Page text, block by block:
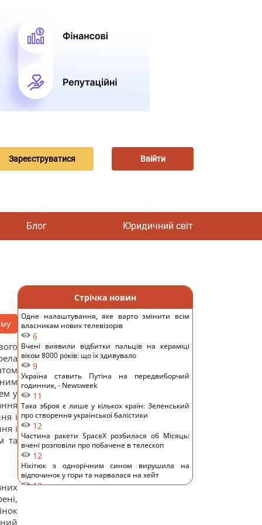
Зареєструватися Ввійти
Блог Юридичний світ
у
і
і
та
Стрічка новин
Одне налаштування, яке варто змінити всім
власникам нових телевізорів
6
Вчені виявили відбитки пальців на кераміці
віком 8000 років: що їх здивувало
9
Україна ставить Путіна на передвиборчий
годинник, - Newsweek
11
Така зброя є лише у кількох країн: Зеленський
про створення української балістики
12
Частина ракети SpaceX розбилася об Місяць:
вчені розповіли про побачене в телескоп
12
Нікітюк з однорічним сином вирушила на
відпочинок у гори та нарвалася на хейт
12